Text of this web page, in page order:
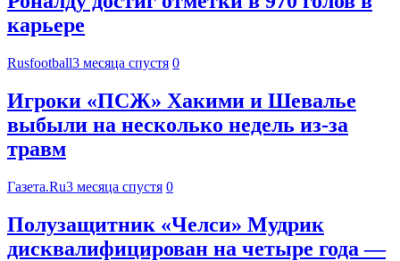
карьере
Rusfootball3 месяца спустя 0
Игроки «ПСЖ» Хакими и Шевалье
выбыли на несколько недель из-за
травм
Газета.Ru3 месяца спустя 0
Полузащитник «Челси» Мудрик
дисквалифицирован на четыре года —